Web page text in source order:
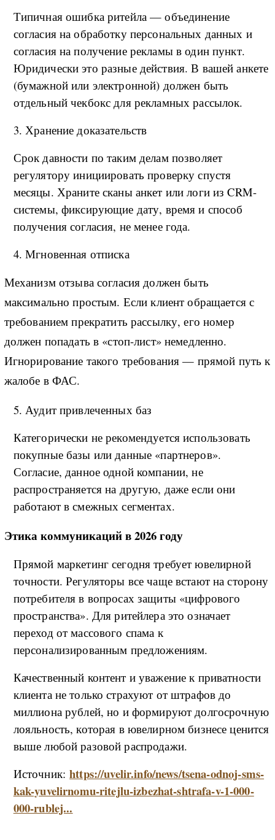
Типичная ошибка ритейла — объединение
согласия на обработку персональных данных и
согласия на получение рекламы в один пункт.
Юридически это разные действия. В вашей анкете
(бумажной или электронной) должен быть
отдельный чекбокс для рекламных рассылок.
3. Хранение доказательств
Срок давности по таким делам позволяет
регулятору инициировать проверку спустя
месяцы. Храните сканы анкет или логи из CRM-
системы, фиксирующие дату, время и способ
получения согласия, не менее года.
4. Мгновенная отписка
Механизм отзыва согласия должен быть
максимально простым. Если клиент обращается с
требованием прекратить рассылку, его номер
должен попадать в «стоп-лист» немедленно.
Игнорирование такого требования — прямой путь к
жалобе в ФАС.
5. Аудит привлеченных баз
Категорически не рекомендуется использовать
покупные базы или данные «партнеров».
Согласие, данное одной компании, не
распространяется на другую, даже если они
работают в смежных сегментах.
Этика коммуникаций в 2026 году
Прямой маркетинг сегодня требует ювелирной
точности. Регуляторы все чаще встают на сторону
потребителя в вопросах защиты «цифрового
пространства». Для ритейлера это означает
переход от массового спама к
персонализированным предложениям.
Качественный контент и уважение к приватности
клиента не только страхуют от штрафов до
миллиона рублей, но и формируют долгосрочную
лояльность, которая в ювелирном бизнесе ценится
выше любой разовой распродажи.
Источник:https://uvelir.info/news/tsena-odnoj-sms-
kak-yuvelirnomu-ritejlu-izbezhat-shtrafa-v-1-000-
000-rublej...